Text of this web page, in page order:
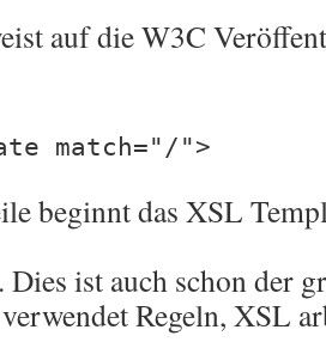
auf die W3C
match="/">
beginnt das XSL
Dies ist auch schon der
Regeln, XSL